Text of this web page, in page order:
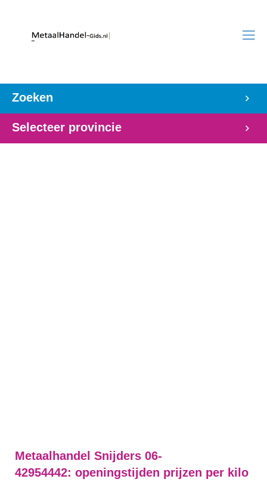
Zoeken
Selecteer provincie
Metaalhandel Snijders 06-
42954442: openingstijden prijzen per kilo